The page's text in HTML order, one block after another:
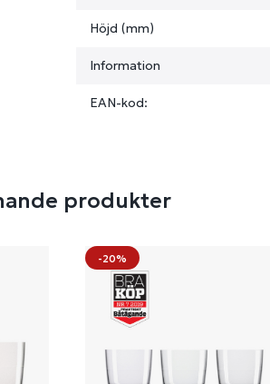
Höjd (mm)
Information
EAN-kod:
produkter
-20%